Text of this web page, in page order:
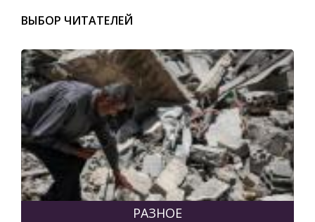
ВЫБОР ЧИТАТЕЛЕЙ
РАЗНОЕ